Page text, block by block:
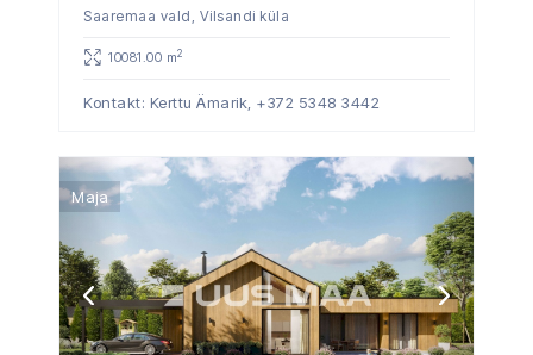
Saaremaa vald, Vilsandi küla
10081.00 m2
Kontakt: Kerttu Ämarik, +372 5348 3442
Maja